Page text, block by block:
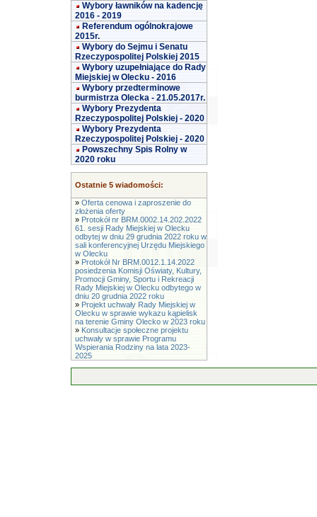
Wybory ławników na kadencję
2016 - 2019
Referendum ogólnokrajowe
2015r.
Wybory do Sejmu i Senatu
Rzeczypospolitej Polskiej 2015
Wybory uzupełniające do Rady
Miejskiej w Olecku - 2016
Wybory przedterminowe
burmistrza Olecka - 21.05.2017r.
Wybory Prezydenta
Rzeczypospolitej Polskiej - 2020
Wybory Prezydenta
Rzeczypospolitej Polskiej - 2020
Powszechny Spis Rolny w
2020 roku
Ostatnie 5 wiadomości:
» Oferta cenowa i zaproszenie do
złożenia oferty
» Protokół nr BRM.0002.14.202.2022
61. sesji Rady Miejskiej w Olecku
odbytej w dniu 29 grudnia 2022 roku w
sali konferencyjnej Urzędu Miejskiego
w Olecku
» Protokół Nr BRM.0012.1.14.2022
posiedzenia Komisji Oświaty, Kultury,
Promocji Gminy, Sportu i Rekreacji
Rady Miejskiej w Olecku odbytego w
dniu 20 grudnia 2022 roku
» Projekt uchwały Rady Miejskiej w
Olecku w sprawie wykazu kąpielisk
na terenie Gminy Olecko w 2023 roku
» Konsultacje społeczne projektu
uchwały w sprawie Programu
Wspierania Rodziny na lata 2023-
2025